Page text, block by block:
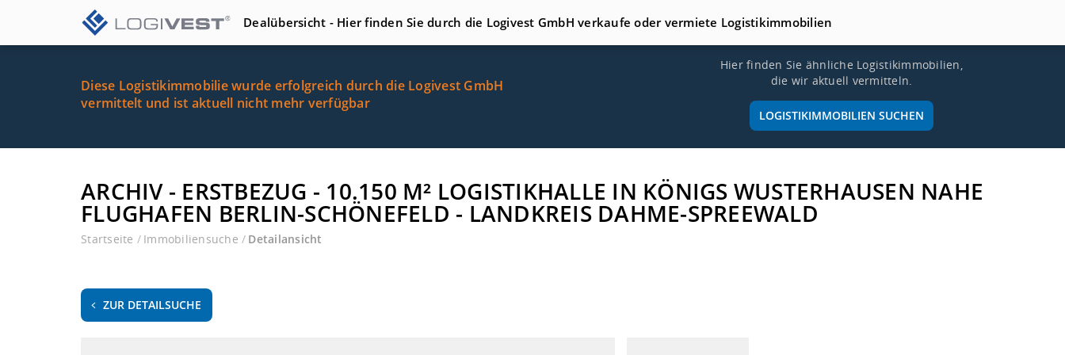
Dealübersicht - Hier finden Sie durch die Logivest GmbH verkaufe oder vermiete Logistikimmobilien
Diese Logistikimmobilie wurde erfolgreich durch die Logivest GmbH
vermittelt und ist aktuell nicht mehr verfügbar
Hier finden Sie ähnliche Logistikimmobilien,
die wir aktuell vermitteln.
LOGISTIKIMMOBILIEN SUCHEN
ARCHIV - ERSTBEZUG - 10.150 M² LOGISTIKHALLE IN KÖNIGS WUSTERHAUSEN NAHE
FLUGHAFEN BERLIN-SCHÖNEFELD - LANDKREIS DAHME-SPREEWALD
Startseite / Immobiliensuche / Detailansicht
ZUR DETAILSUCHE